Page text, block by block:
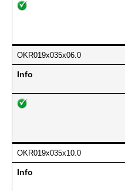
OKR019x035x06.0
Info
OKR019x035x10.0
Info